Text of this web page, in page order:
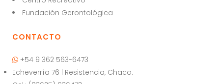
p o
Fundación Gerontológica
CONTACTO
+54 9 362 563-6473
Echeverría 76 | Resistencia, Chaco.